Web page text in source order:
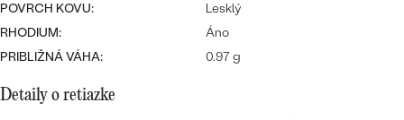
PREZRIEŤ
SYMBOLICKÉ
MINIMALISTICKÉ
PODĽA PRÍLEŽITOSTI
POVRCH KOVU:
Lesklý
RHODIUM:
Áno
PRIBLIŽNÁ VÁHA:
0.97 g
Detaily o retiazke